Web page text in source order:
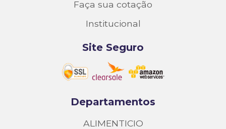
Faça sua cotação
Institucional
Site Seguro
Departamentos
ALIMENTICIO